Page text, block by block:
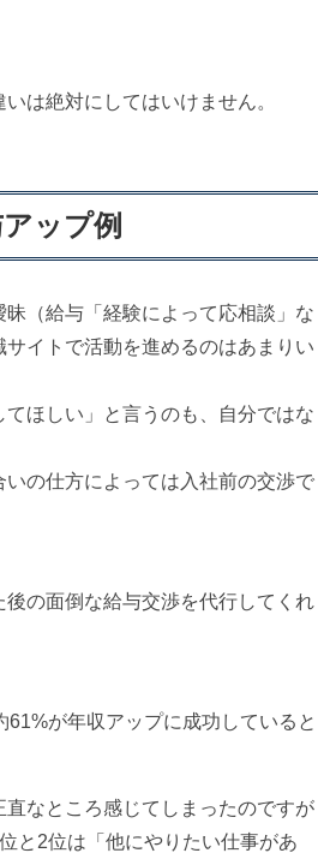
は絶対にしてはいけません。
ップ例
（給与「経験によって応相談」な
イトで活動を進めるのはあまりい
ほしい」と言うのも、自分ではな
の仕方によっては入社前の交渉で
の面倒な給与交渉を代行してくれ
が年収アップに成功していると
直なところ感じてしまったのですが
と2位は「他にやりたい仕事があ